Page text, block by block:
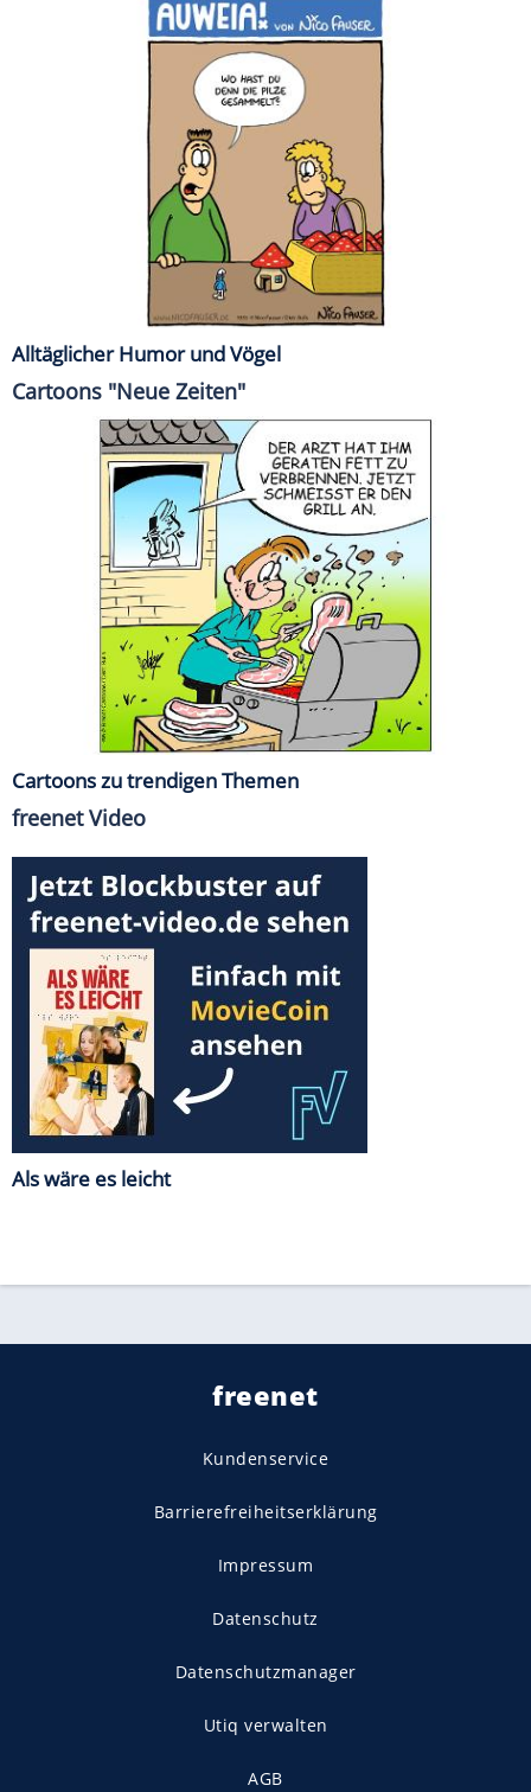
Alltäglicher Humor und Vögel
Cartoons "Neue Zeiten"
Cartoons zu trendigen Themen
freenet Video
Als wäre es leicht
freenet
Kundenservice
Barrierefreiheitserklärung
Impressum
Datenschutz
Datenschutzmanager
Utiq verwalten
AGB